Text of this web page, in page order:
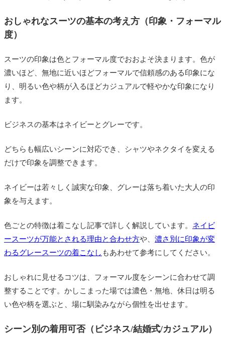
おしゃれなスーツの基本の考え方（印象・フォーマル
度）
スーツの印象は色とフォーマル度でおおよそ決まります。色が
濃いほど、無地に近いほどフォーマルで信頼感のある印象にな
り、明るい色や柄が入るほどカジュアルで軽やかな印象になり
ます。
ビジネスの基本はネイビーとグレーです。
どちらも幅広いシーンに対応でき、シャツやネクタイを変える
だけで印象を調整できます。
ネイビーは若々しく誠実な印象、グレーは落ち着いた大人の印
象を与えます。
色ごとの特徴は着こなし記事で詳しく解説しています。 ネイビ
ースーツが万能とされる理由と合わせ方や、 濃さ別に印象が変
わるグレースーツの着こなし もあわせて参考にしてください。
おしゃれに見せるコツは、フォーマル度をシーンに合わせて調
整することです。かしこまった場では濃色・無地、休日は明る
い色や柄を選ぶと、場に馴染みながら個性を出せます。
シーン別の着用可否（ビジネス/結婚式/カジュアル）